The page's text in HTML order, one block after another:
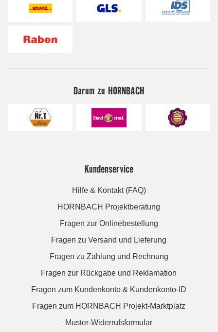
Darum zu HORNBACH
Kundenservice
Hilfe & Kontakt (FAQ)
HORNBACH Projektberatung
Fragen zur Onlinebestellung
Fragen zu Versand und Lieferung
Fragen zu Zahlung und Rechnung
Fragen zur Rückgabe und Reklamation
Fragen zum Kundenkonto & Kundenkonto-ID
Fragen zum HORNBACH Projekt-Marktplatz
Muster-Widerrufsformular